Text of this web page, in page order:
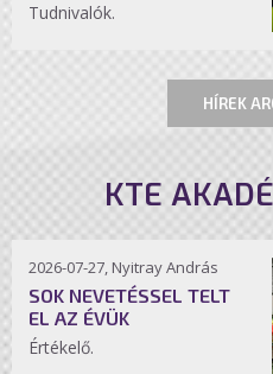
Tudnivalók.
HÍREK
KTE
2026-07-27, Nyitray András
SOK NEVETÉSSEL TELT
EL AZ ÉVÜK
Értékelő.